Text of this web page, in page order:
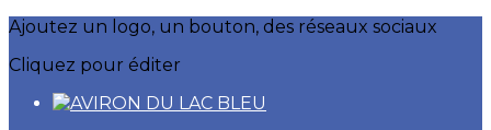
Ajoutez un logo, un bouton, des réseaux sociaux
Cliquez pour éditer